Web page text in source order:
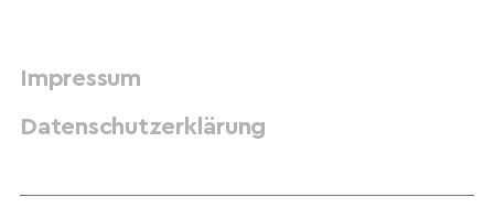
Impressum
Datenschutzerklärung